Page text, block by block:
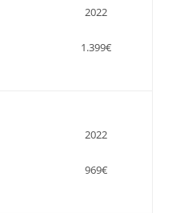
2022
1.399€
2022
969€